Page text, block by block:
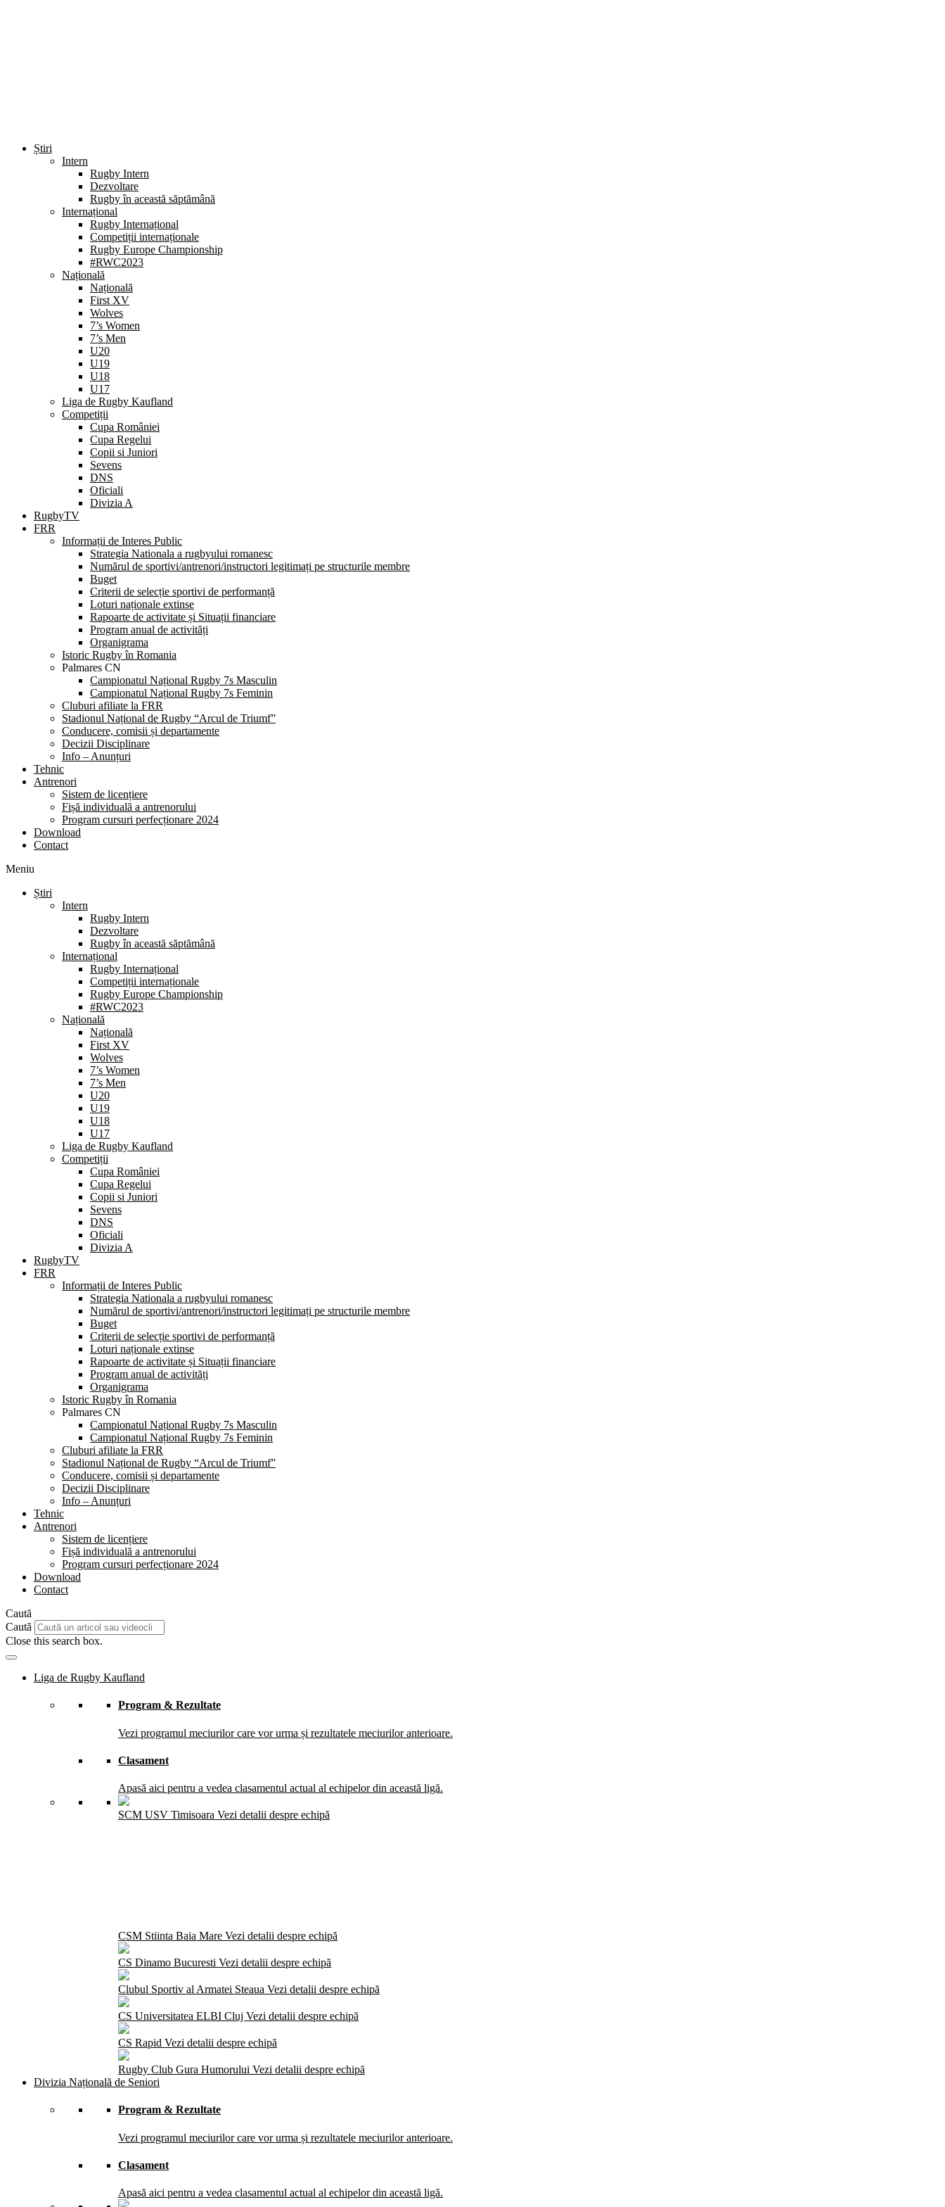
Știri
Intern
Rugby Intern
Dezvoltare
Rugby în această săptămână
Internațional
Rugby Internațional
Competiții internaționale
Rugby Europe Championship
#RWC2023
Națională
Națională
First XV
Wolves
7’s Women
7’s Men
U20
U19
U18
U17
Liga de Rugby Kaufland
Competiții
Cupa României
Cupa Regelui
Copii si Juniori
Sevens
DNS
Oficiali
Divizia A
RugbyTV
FRR
Informații de Interes Public
Strategia Nationala a rugbyului romanesc
Numărul de sportivi/antrenori/instructori legitimați pe structurile membre
Buget
Criterii de selecție sportivi de performanță
Loturi naționale extinse
Rapoarte de activitate și Situații financiare
Program anual de activități
Organigrama
Istoric Rugby în Romania
Palmares CN
Campionatul Național Rugby 7s Masculin
Campionatul Național Rugby 7s Feminin
Cluburi afiliate la FRR
Stadionul Național de Rugby “Arcul de Triumf”
Conducere, comisii și departamente
Decizii Disciplinare
Info – Anunțuri
Tehnic
Antrenori
Sistem de licențiere
Fișă individuală a antrenorului
Program cursuri perfecționare 2024
Download
Contact
Meniu
Știri
Intern
Rugby Intern
Dezvoltare
Rugby în această săptămână
Internațional
Rugby Internațional
Competiții internaționale
Rugby Europe Championship
#RWC2023
Națională
Națională
First XV
Wolves
7’s Women
7’s Men
U20
U19
U18
U17
Liga de Rugby Kaufland
Competiții
Cupa României
Cupa Regelui
Copii si Juniori
Sevens
DNS
Oficiali
Divizia A
RugbyTV
FRR
Informații de Interes Public
Strategia Nationala a rugbyului romanesc
Numărul de sportivi/antrenori/instructori legitimați pe structurile membre
Buget
Criterii de selecție sportivi de performanță
Loturi naționale extinse
Rapoarte de activitate și Situații financiare
Program anual de activități
Organigrama
Istoric Rugby în Romania
Palmares CN
Campionatul Național Rugby 7s Masculin
Campionatul Național Rugby 7s Feminin
Cluburi afiliate la FRR
Stadionul Național de Rugby “Arcul de Triumf”
Conducere, comisii și departamente
Decizii Disciplinare
Info – Anunțuri
Tehnic
Antrenori
Sistem de licențiere
Fișă individuală a antrenorului
Program cursuri perfecționare 2024
Download
Contact
Caută
Caută
Close this search box.
Liga de Rugby Kaufland
Program & Rezultate
Vezi programul meciurilor care vor urma și rezultatele meciurilor anterioare.
Clasament
Apasă aici pentru a vedea clasamentul actual al echipelor din această ligă.
SCM USV Timisoara Vezi detalii despre echipă
CSM Stiinta Baia Mare Vezi detalii despre echipă
CS Dinamo Bucuresti Vezi detalii despre echipă
Clubul Sportiv al Armatei Steaua Vezi detalii despre echipă
CS Universitatea ELBI Cluj Vezi detalii despre echipă
CS Rapid Vezi detalii despre echipă
Rugby Club Gura Humorului Vezi detalii despre echipă
Divizia Națională de Seniori
Program & Rezultate
Vezi programul meciurilor care vor urma și rezultatele meciurilor anterioare.
Clasament
Apasă aici pentru a vedea clasamentul actual al echipelor din această ligă.